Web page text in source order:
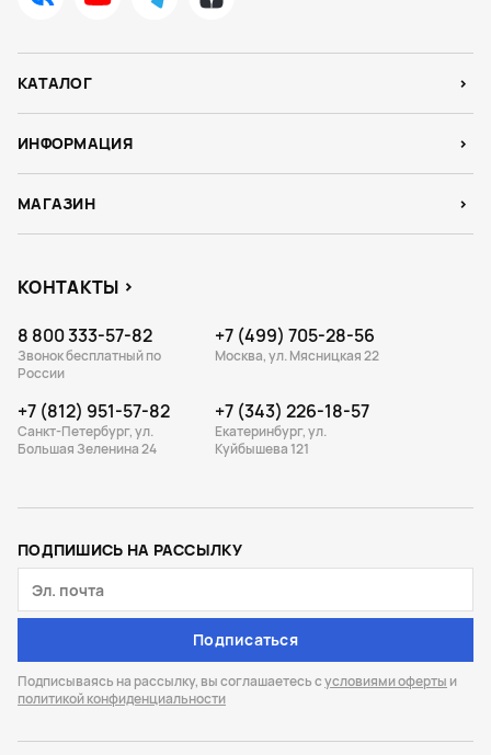
КАТАЛОГ
ИНФОРМАЦИЯ
МАГАЗИН
КОНТАКТЫ
8 800 333-57-82
Звонок бесплатный по
России
+7 (499) 705-28-56
Москва, ул. Мясницкая 22
+7 (812) 951-57-82
Санкт-Петербург, ул.
Большая Зеленина 24
+7 (343) 226-18-57
Екатеринбург, ул.
Куйбышева 121
ПОДПИШИСЬ НА РАССЫЛКУ
Подписаться
Подписываясь на рассылку, вы соглашаетесь сусловиями оферты и
политикой конфиденциальности